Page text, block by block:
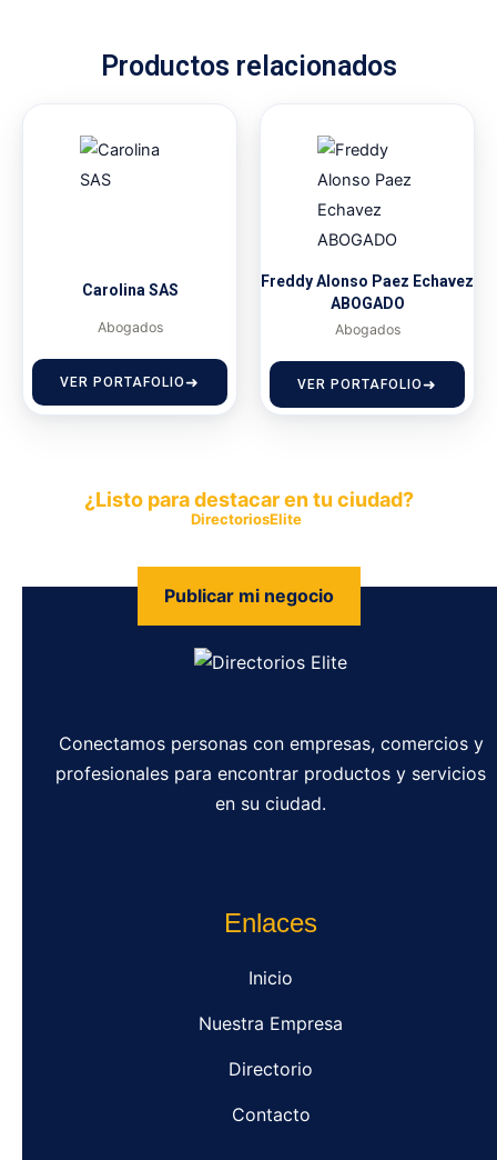
Productos relacionados
Carolina SAS
Abogados
VER PORTAFOLIO
Freddy Alonso Paez Echavez
ABOGADO
Abogados
VER PORTAFOLIO
¿Listo para destacar en tu ciudad?
DirectoriosElite
Publicar mi negocio
Conectamos personas con empresas, comercios y
profesionales para encontrar productos y servicios
en su ciudad.
Enlaces
Inicio
Nuestra Empresa
Directorio
Contacto